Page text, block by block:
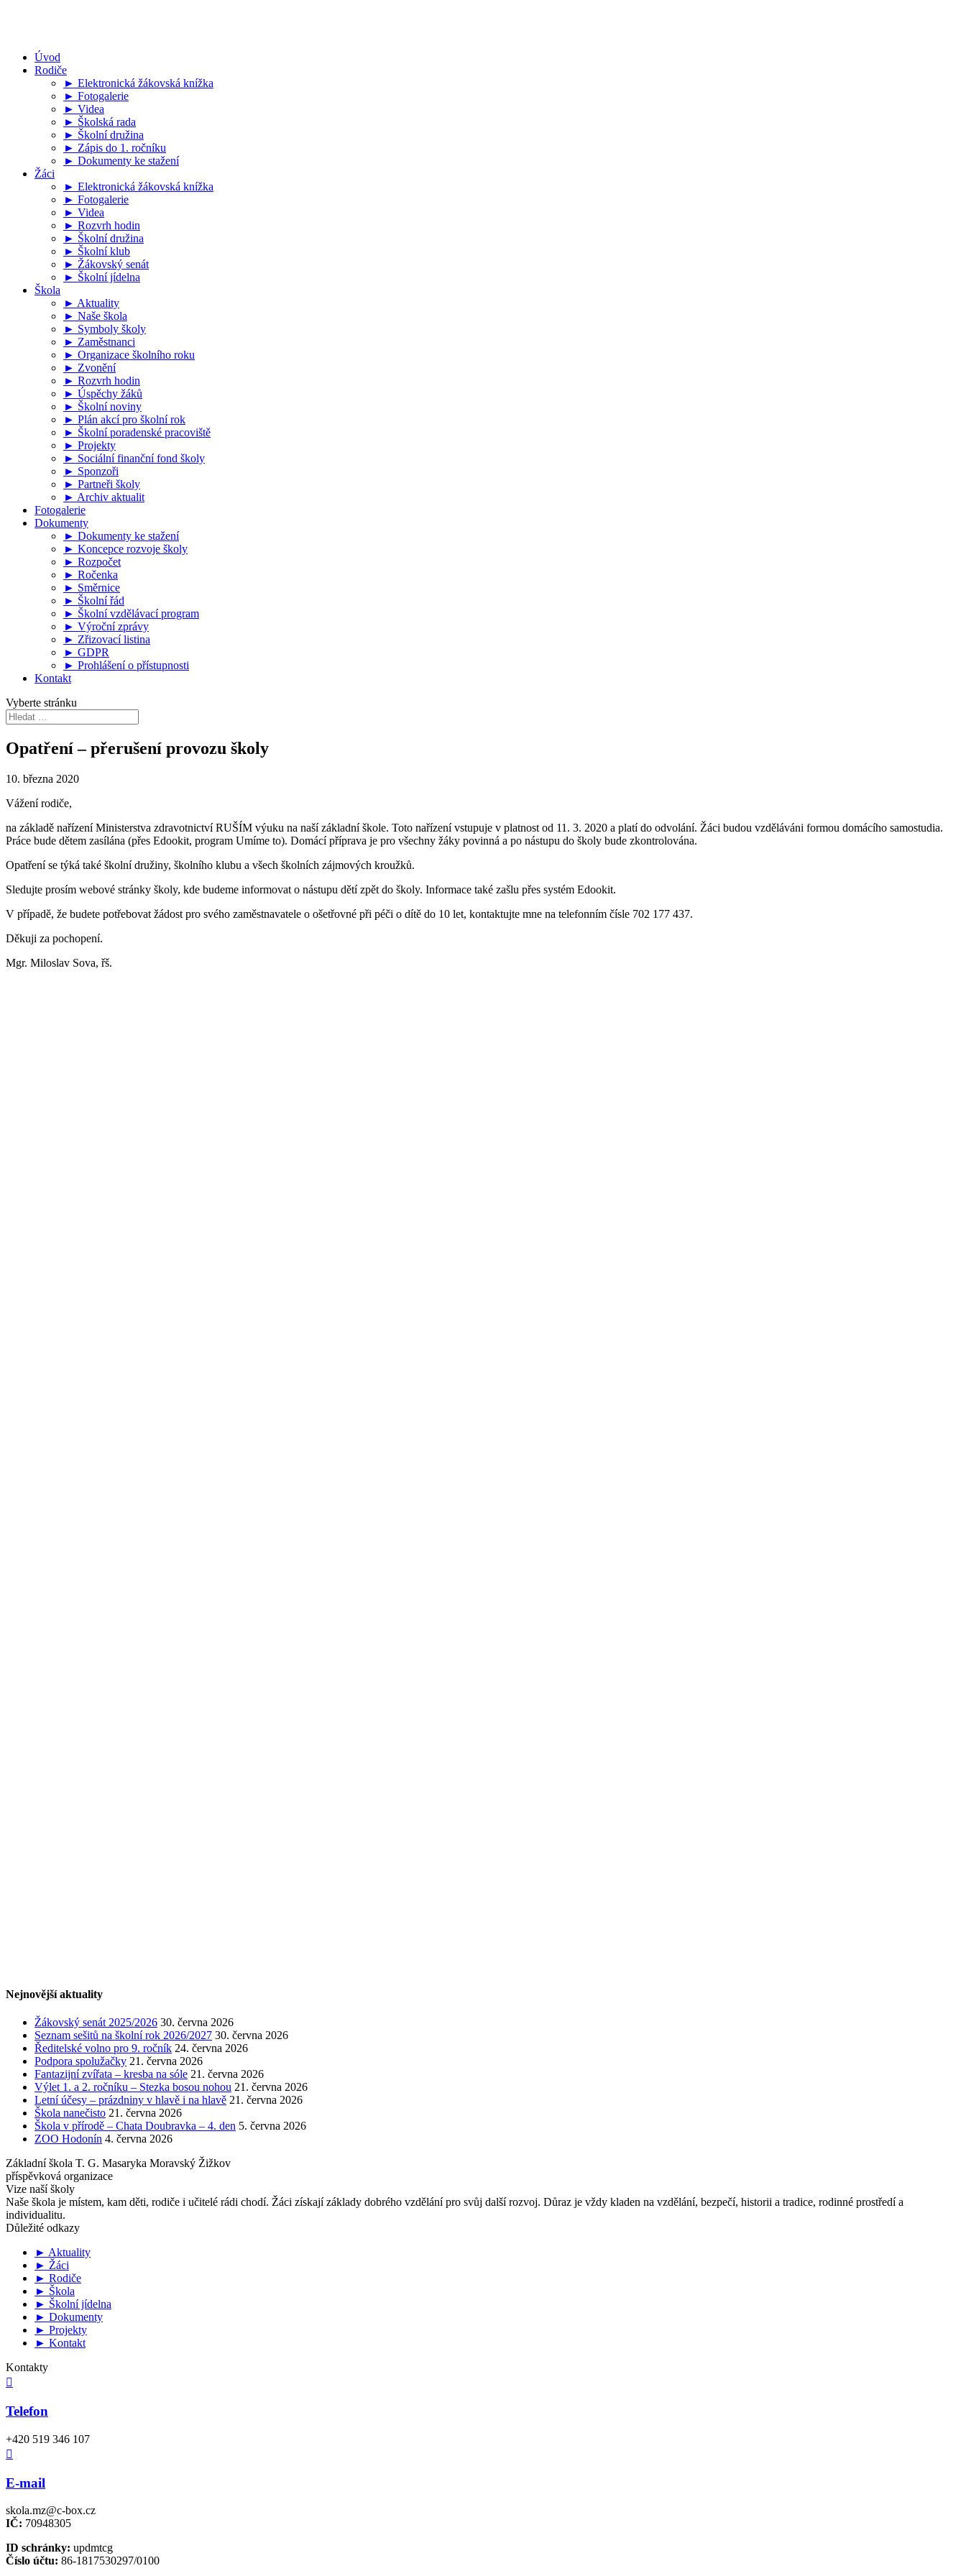
Úvod
Rodiče
► Elektronická žákovská knížka
► Fotogalerie
► Videa
► Školská rada
► Školní družina
► Zápis do 1. ročníku
► Dokumenty ke stažení
Žáci
► Elektronická žákovská knížka
► Fotogalerie
► Videa
► Rozvrh hodin
► Školní družina
► Školní klub
► Žákovský senát
► Školní jídelna
Škola
► Aktuality
► Naše škola
► Symboly školy
► Zaměstnanci
► Organizace školního roku
► Zvonění
► Rozvrh hodin
► Úspěchy žáků
► Školní noviny
► Plán akcí pro školní rok
► Školní poradenské pracoviště
► Projekty
► Sociální finanční fond školy
► Sponzoři
► Partneři školy
► Archiv aktualit
Fotogalerie
Dokumenty
► Dokumenty ke stažení
► Koncepce rozvoje školy
► Rozpočet
► Ročenka
► Směrnice
► Školní řád
► Školní vzdělávací program
► Výroční zprávy
► Zřizovací listina
► GDPR
► Prohlášení o přístupnosti
Kontakt
Vyberte stránku
Opatření – přerušení provozu školy
10. března 2020
Vážení rodiče,
na základě nařízení Ministerstva zdravotnictví RUŠÍM výuku na naší základní škole. Toto nařízení vstupuje v platnost od 11. 3. 2020 a platí do odvolání. Žáci budou vzděláváni formou domácího samostudia.
Práce bude dětem zasílána (přes Edookit, program Umíme to). Domácí příprava je pro všechny žáky povinná a po nástupu do školy bude zkontrolována.
Opatření se týká také školní družiny, školního klubu a všech školních zájmových kroužků.
Sledujte prosím webové stránky školy, kde budeme informovat o nástupu dětí zpět do školy. Informace také zašlu přes systém Edookit.
V případě, že budete potřebovat žádost pro svého zaměstnavatele o ošetřovné při péči o dítě do 10 let, kontaktujte mne na telefonním čísle 702 177 437.
Děkuji za pochopení.
Mgr. Miloslav Sova, řš.
Nejnovější aktuality
Žákovský senát 2025/2026 30. června 2026
Seznam sešitů na školní rok 2026/2027 30. června 2026
Ředitelské volno pro 9. ročník 24. června 2026
Podpora spolužačky 21. června 2026
Fantazijní zvířata – kresba na sóle 21. června 2026
Výlet 1. a 2. ročníku – Stezka bosou nohou 21. června 2026
Letní účesy – prázdniny v hlavě i na hlavě 21. června 2026
Škola nanečisto 21. června 2026
Škola v přírodě – Chata Doubravka – 4. den 5. června 2026
ZOO Hodonín 4. června 2026
Základní škola T. G. Masaryka Moravský Žižkov
příspěvková organizace
Vize naší školy
Naše škola je místem, kam děti, rodiče i učitelé rádi chodí. Žáci získají základy dobrého vzdělání pro svůj další rozvoj. Důraz je vždy kladen na vzdělání, bezpečí, historii a tradice, rodinné prostředí a
individualitu.
Důležité odkazy
► Aktuality
► Žáci
► Rodiče
► Škola
► Školní jídelna
► Dokumenty
► Projekty
► Kontakt
Kontakty

Telefon
+420 519 346 107

E-mail
skola.mz@c-box.cz
IČ: 70948305
ID schránky: updmtcg
Číslo účtu: 86-1817530297/0100